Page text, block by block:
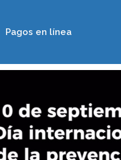
Pagos en línea